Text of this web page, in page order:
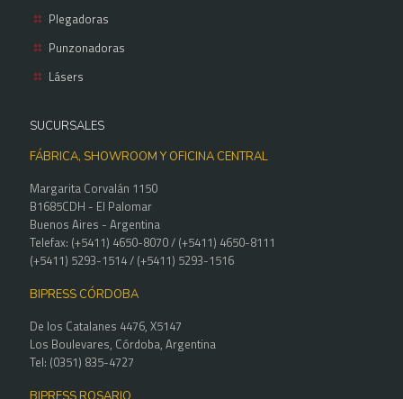
Plegadoras
Punzonadoras
Lásers
SUCURSALES
FÁBRICA, SHOWROOM Y OFICINA CENTRAL
Margarita Corvalán 1150
B1685CDH - El Palomar
Buenos Aires - Argentina
Telefax: (+5411) 4650-8070 / (+5411) 4650-8111
(+5411) 5293-1514 / (+5411) 5293-1516
BIPRESS CÓRDOBA
De los Catalanes 4476, X5147
Los Boulevares, Córdoba, Argentina
Tel: (0351) 835-4727